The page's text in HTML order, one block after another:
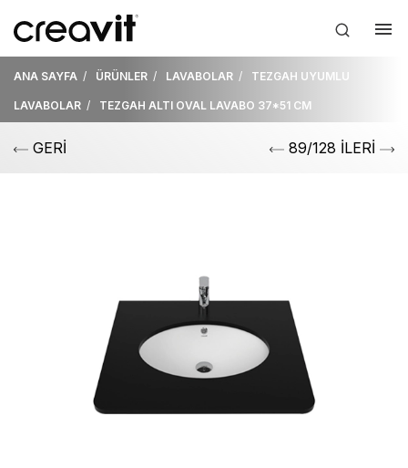
ANA SAYFA ÜRÜNLER LAVABOLAR TEZGAH UYUMLU
LAVABOLAR TEZGAH ALTI OVAL LAVABO 37*51 CM
GERİ 89/128 İLERİ